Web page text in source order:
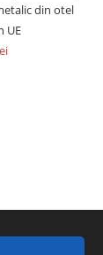
din otel
UE